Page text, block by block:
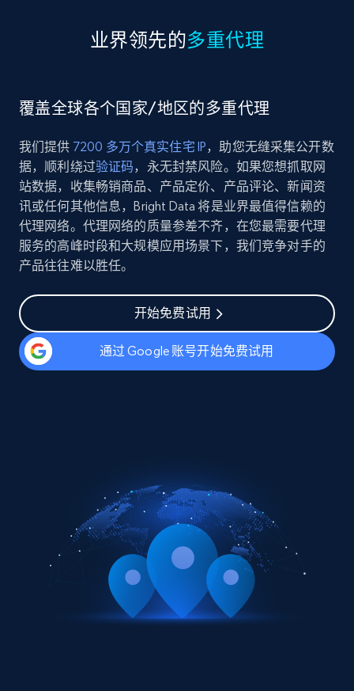
业界领先的多重代理
覆盖全球各个国家/地区的多重代理
我们提供 7200 多万个真实住宅 IP，助您无缝采集公开数
据，顺利绕过验证码，永无封禁风险。如果您想抓取网
站数据，收集畅销商品、产品定价、产品评论、新闻资
讯或任何其他信息，Bright Data 将是业界最值得信赖的
代理网络。代理网络的质量参差不齐，在您最需要代理
服务的高峰时段和大规模应用场景下，我们竞争对手的
产品往往难以胜任。
开始免费试用
通过 Google 账号开始免费试用